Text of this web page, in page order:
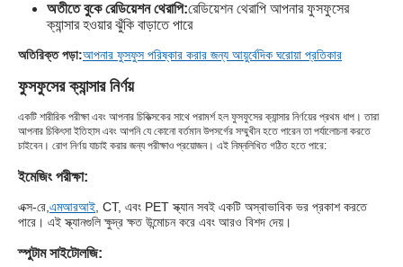
অতীতে বুকে রেডিয়েশন থেরাপি:রেডিয়েশন থেরাপি আপনার ফুসফুসের
ক্যান্সার হওয়ার ঝুঁকি বাড়াতে পারে
অতিরিক্ত পড়া:আপনার ফুসফুস পরিষ্কার করার জন্য আয়ুর্বেদিক ঘরোয়া প্রতিকার
ফুসফুসের ক্যান্সার নির্ণয়
একটি শারীরিক পরীক্ষা এবং আপনার চিকিত্সকের সাথে পরামর্শ হল ফুসফুসের ক্যান্সার নির্ণয়ের প্রথম ধাপ। তারা
আপনার চিকিৎসা ইতিহাস এবং আপনি যে কোনো বর্তমান উপসর্গের সম্মুখীন হতে পারেন তা পর্যালোচনা করতে
চাইবেন। রোগ নির্ণয় যাচাই করার জন্য পরীক্ষাও প্রয়োজন। এই নিম্নলিখিত গঠিত হতে পারে:
ইমেজিং পরীক্ষা:
এক্স-রে, এমআরআই , CT, এবং PET স্ক্যান সবই একটি অস্বাভাবিক ভর প্রকাশ করতে
পারে। এই স্ক্যানগুলি ক্ষুদ্র ক্ষত উন্মোচন করে এবং আরও বিশদ দেয়।
স্পুটাম সাইটোলজি: